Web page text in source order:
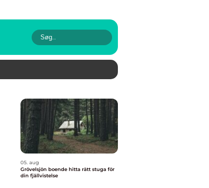
05. aug
Grövelsjön boende hitta rätt stuga för
din fjällvistelse